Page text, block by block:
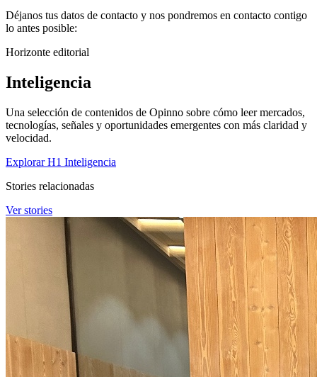
Déjanos tus datos de contacto y nos pondremos en contacto contigo
lo antes posible:
Horizonte editorial
Inteligencia
Una selección de contenidos de Opinno sobre cómo leer mercados,
tecnologías, señales y oportunidades emergentes con más claridad y
velocidad.
Explorar H1 Inteligencia
Stories relacionadas
Ver stories